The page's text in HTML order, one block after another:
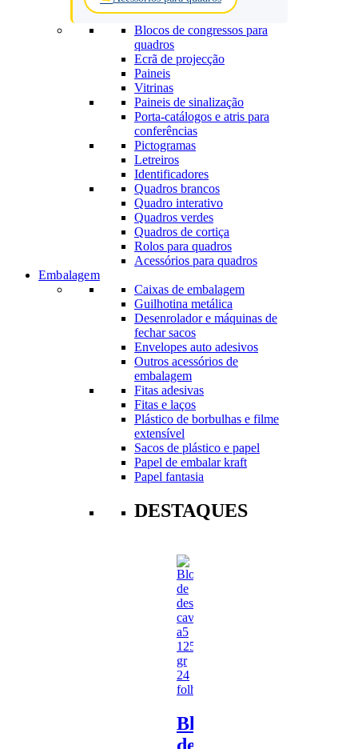
Blocos de congressos para
quadros
Ecrã de projecção
Paineis
Vitrinas
Paineis de sinalização
Porta-catálogos e atris para
conferências
Pictogramas
Letreiros
Identificadores
Quadros brancos
Quadro interativo
Quadros verdes
Quadros de cortiça
Rolos para quadros
Acessórios para quadros
Embalagem
Caixas de embalagem
Guilhotina metálica
Desenrolador e máquinas de
fechar sacos
Envelopes auto adesivos
Outros acessórios de
embalagem
Fitas adesivas
Fitas e laços
Plástico de borbulhas e filme
extensível
Sacos de plástico e papel
Papel de embalar kraft
Papel fantasia
DESTAQUES
Bloco
de